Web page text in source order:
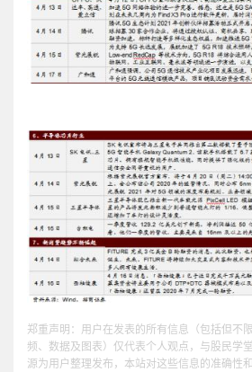
郑重声明：用户在发表的所有信息（包括但不
频、数据及图表）仅代表个人观点，与股民学
源为用户整理发布，本站对这些信息的准确性